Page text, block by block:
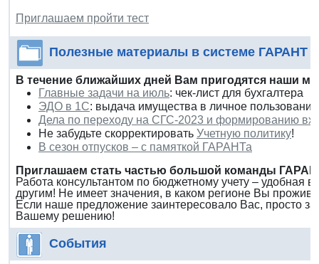
Приглашаем пройти тест
Полезные материалы в системе ГАРАНТ
В течение ближайших дней Вам пригодятся наши
Главные задачи на июль: чек-лист для бухгалтера
ЭДО в 1С: выдача имущества в личное пользование
Дела по переходу на СГС-2023 и формированию
Не забудьте скорректировать Учетную политику!
В сезон отпусков – с памяткой ГАРАНТа
Приглашаем стать частью большой команды
Работа консультантом по бюджетному учету – удобная
другим! Не имеет значения, в каком регионе Вы
Если наше предложение заинтересовало Вас, просто
Вашему решению!
События